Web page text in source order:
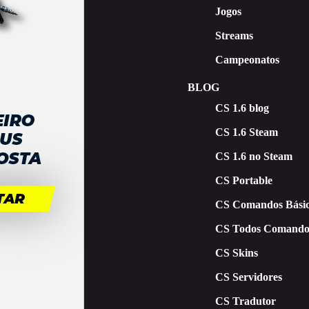
Jogos
Streams
Campeonatos
BLOG
CS 1.6 blog
CS 1.6 Steam
CS 1.6 no Steam
CS Portable
CS Comandos
CS Todos
CS Skins
CS Servidores
CS Tradutor